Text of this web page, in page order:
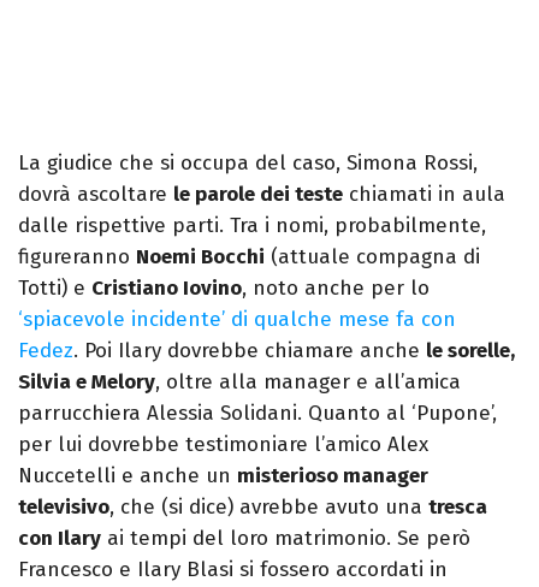
La giudice che si occupa del caso, Simona Rossi,
dovrà ascoltare le parole dei teste chiamati in aula
dalle rispettive parti. Tra i nomi, probabilmente,
figureranno Noemi Bocchi (attuale compagna di
Totti) e Cristiano Iovino, noto anche per lo
‘spiacevole incidente’ di qualche mese fa con
Fedez. Poi Ilary dovrebbe chiamare anche le sorelle,
Silvia e Melory, oltre alla manager e all’amica
parrucchiera Alessia Solidani. Quanto al ‘Pupone’,
per lui dovrebbe testimoniare l’amico Alex
Nuccetelli e anche un misterioso manager
televisivo, che (si dice) avrebbe avuto una tresca
con Ilary ai tempi del loro matrimonio. Se però
Francesco e Ilary Blasi si fossero accordati in